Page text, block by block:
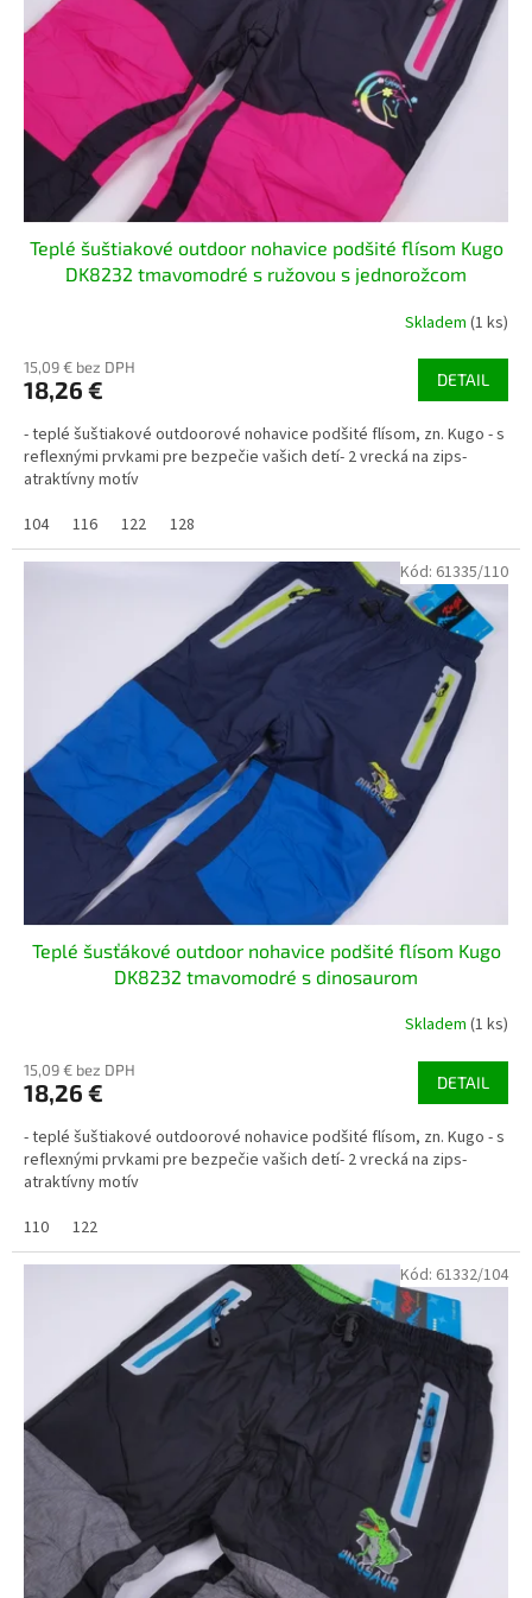
Teplé šuštiakové outdoor nohavice podšité flísom Kugo
DK8232 tmavomodré s ružovou s jednorožcom
Skladem (1 ks)
15,09 € bez DPH
18,26 € DETAIL
- teplé šuštiakové outdoorové nohavice podšité flísom, zn. Kugo - s
reflexnými prvkami pre bezpečie vašich detí- 2 vrecká na zips-
atraktívny motív
104
116 122 128
Teplé šusťákové outdoor nohavice podšité flísom Kugo
DK8232 tmavomodré s dinosaurom
Skladem (1 ks)
15,09 € bez DPH
18,26 € DETAIL
- teplé šuštiakové outdoorové nohavice podšité flísom, zn. Kugo - s
reflexnými prvkami pre bezpečie vašich detí- 2 vrecká na zips-
atraktívny motív
110
122
Kód: 61335/110
Kód: 61332/104